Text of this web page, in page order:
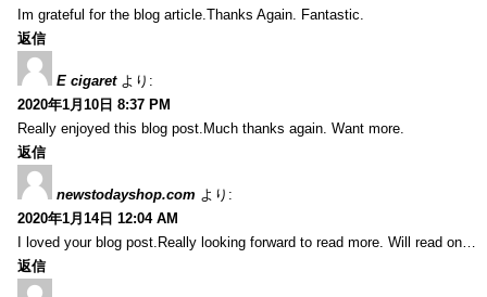
Im grateful for the blog article.Thanks Again. Fantastic.
返信
E cigaret より:
2020年1月10日 8:37 PM
Really enjoyed this blog post.Much thanks again. Want more.
返信
newstodayshop.com より:
2020年1月14日 12:04 AM
I loved your blog post.Really looking forward to read more. Will read on…
返信